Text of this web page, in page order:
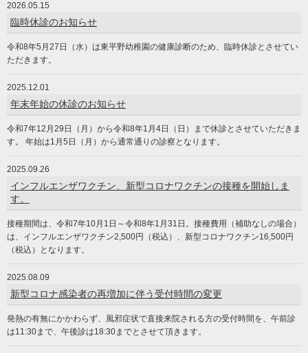
2026.05.15
臨時休診のお知らせ
令和8年5月27日（水）は東平野幼稚園の健康診断のため、臨時休診とさせてい
ただきます。
2025.12.01
年末年始の休診のお知らせ
令和7年12月29日（月）から令和8年1月4日（日）まで休診とさせていただきま
す。 年始は1月5日（月）から通常通りの診察となります。
2025.09.26
インフルエンザワクチン、新型コロナワクチンの接種を開始しま
す。
接種期間は、令和7年10月1日～令和8年1月31日。接種費用（補助なしの場合）
は、インフルエンザワクチン2,500円（税込）、新型コロナワクチン16,500円
（税込）となります。
2025.08.09
新型コロナ感染者の再増加に伴う受付時間の変更
発熱の有無にかかわらず、風邪症状で直接来院される方の受付時間を、午前診
は11:30まで、午後診は18:30までとさせて頂きます。